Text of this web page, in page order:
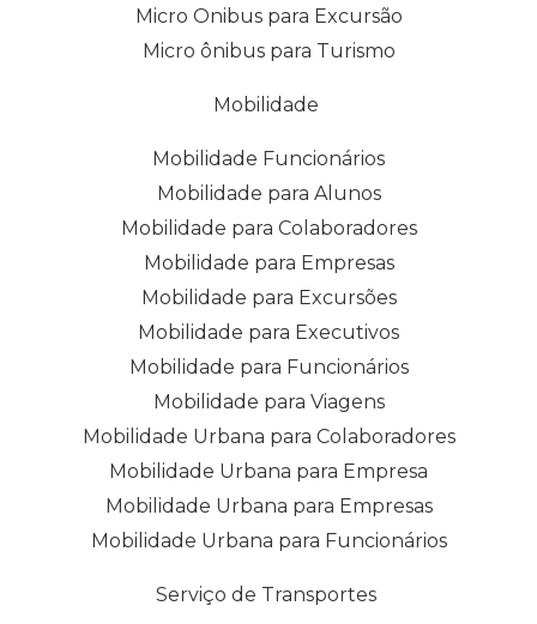
Micro Onibus para Excursão
Micro ônibus para Turismo
Mobilidade
Mobilidade Funcionários
Mobilidade para Alunos
Mobilidade para Colaboradores
Mobilidade para Empresas
Mobilidade para Excursões
Mobilidade para Executivos
Mobilidade para Funcionários
Mobilidade para Viagens
Mobilidade Urbana para Colaboradores
Mobilidade Urbana para Empresa
Mobilidade Urbana para Empresas
Mobilidade Urbana para Funcionários
Serviço de Transportes